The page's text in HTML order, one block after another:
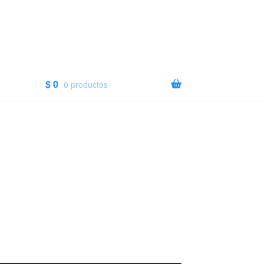
$0 0 productos